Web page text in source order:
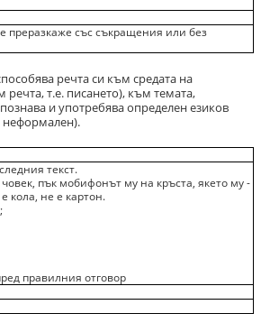
преразкаже със съкращения или без
речта си към средата на
т.е. писането), към темата,
и употребява определен езиков
неформален).
текст.
пък мобифонът му на кръста, якето му -
кола, не е картон.
правилния отговор